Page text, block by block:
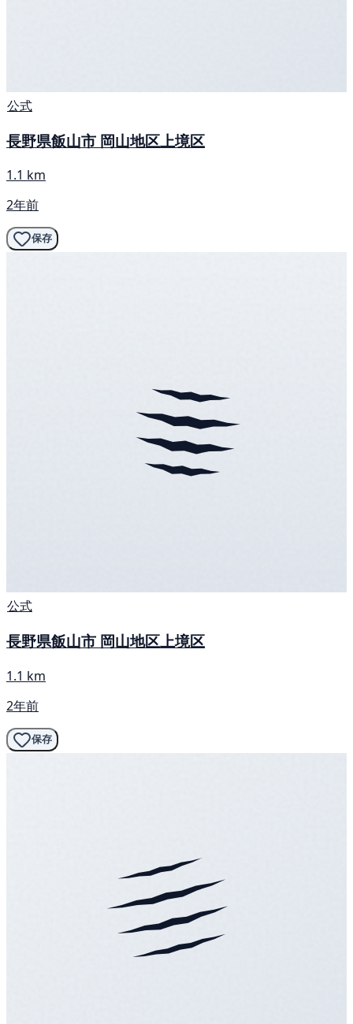
公式
長野県飯山市 岡山地区上境区
1.1 km
2年前
保存
公式
長野県飯山市 岡山地区上境区
1.1 km
2年前
保存